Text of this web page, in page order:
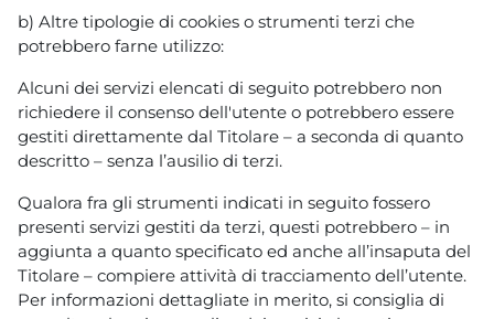
b) Altre tipologie di cookies o strumenti terzi che
potrebbero farne utilizzo:
Alcuni dei servizi elencati di seguito potrebbero non
richiedere il consenso dell'utente o potrebbero essere
gestiti direttamente dal Titolare – a seconda di quanto
descritto – senza l’ausilio di terzi.
Qualora fra gli strumenti indicati in seguito fossero
presenti servizi gestiti da terzi, questi potrebbero – in
aggiunta a quanto specificato ed anche all’insaputa del
Titolare – compiere attività di tracciamento dell’utente.
Per informazioni dettagliate in merito, si consiglia di